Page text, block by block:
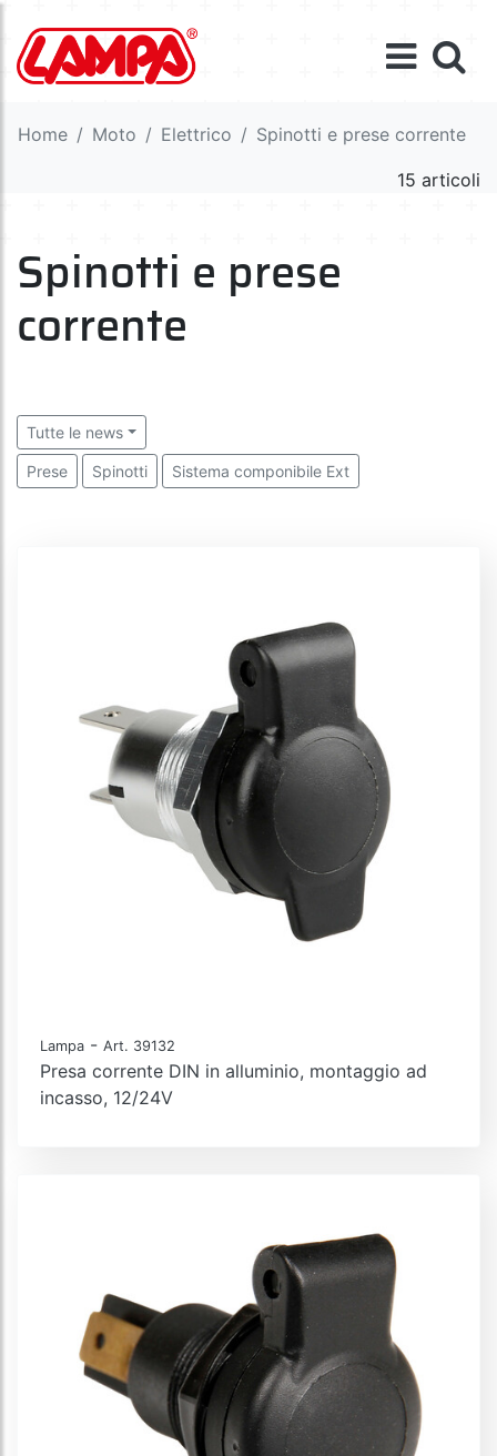
Home Moto Elettrico Spinotti e prese corrente
15 articoli
Spinotti e prese
corrente
Tutte le news
Prese Spinotti Sistema componibile Ext
Lampa - Art. 39132
Presa corrente DIN in alluminio, montaggio ad
incasso, 12/24V